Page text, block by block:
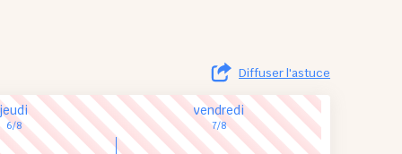
Diffuser l'astuce
jeudi
6/8
vendredi
7/8